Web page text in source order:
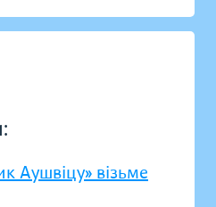
Аушвіцу» візьме